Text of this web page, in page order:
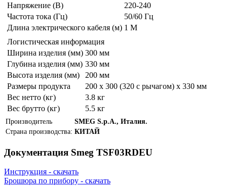
Напряжение (В)
220-240
Частота тока (Гц)
50/60 Гц
Длина электрического кабеля (м) 1 M
Логистическая информация
Ширина изделия (мм) 300 мм
Глубина изделия (мм) 330 мм
Высота изделия (мм)
200 мм
Размеры продукта
200 х 300 (320 с рычагом) х 330 мм
Вес нетто (кг)
3.8 кг
Вес брутто (кг)
5.5 кг
Производитель
SMEG S.p.A., Италия.
Страна производства: КИТАЙ
Документация Smeg TSF03RDEU
Инструкция - скачать
Брошюра по прибору - скачать